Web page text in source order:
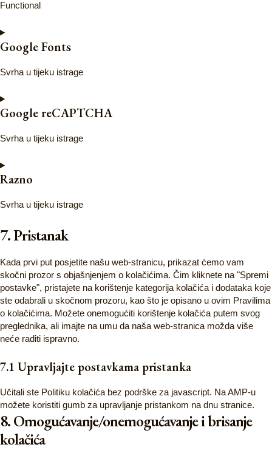
Functional
Google Fonts
Svrha u tijeku istrage
Google reCAPTCHA
Svrha u tijeku istrage
Razno
Svrha u tijeku istrage
7. Pristanak
Kada prvi put posjetite našu web-stranicu, prikazat ćemo vam
skočni prozor s objašnjenjem o kolačićima. Čim kliknete na "Spremi
postavke", pristajete na korištenje kategorija kolačića i dodataka koje
ste odabrali u skočnom prozoru, kao što je opisano u ovim Pravilima
o kolačićima. Možete onemogućiti korištenje kolačića putem svog
preglednika, ali imajte na umu da naša web-stranica možda više
neće raditi ispravno.
7.1 Upravljajte postavkama pristanka
Učitali ste Politiku kolačića bez podrške za javascript. Na AMP-u
možete koristiti gumb za upravljanje pristankom na dnu stranice.
8. Omogućavanje/onemogućavanje i brisanje
kolačića